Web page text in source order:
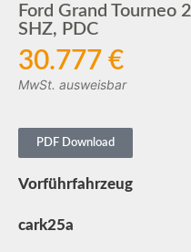
Ford Grand Tourneo
SHZ, PDC
30.777 €
MwSt. ausweisbar
PDF Download
Vorführfahrzeug
cark25a